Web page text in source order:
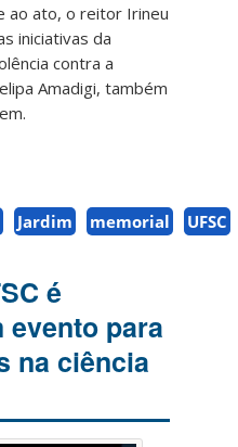
ao ato, o reitor Irineu
iniciativas da
contra a
Amadigi, também
Jardim memorial
UFSC
é
evento para
na ciência